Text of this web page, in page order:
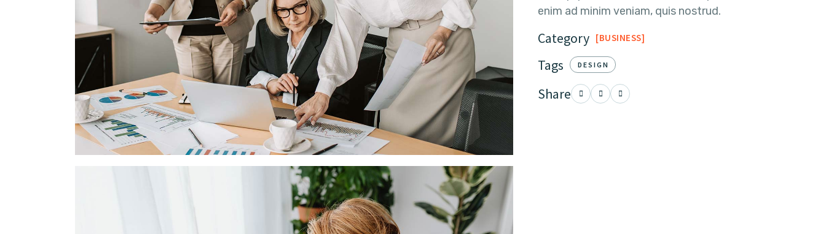
Category BUSINESS
Tags DESIGN
enim ad minim veniam, quis nostrud.
Share